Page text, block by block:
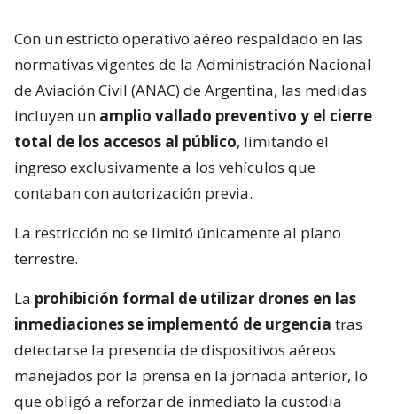
Con un estricto operativo aéreo respaldado en las
normativas vigentes de la Administración Nacional
de Aviación Civil (ANAC) de Argentina, las medidas
incluyen un amplio vallado preventivo y el cierre
total de los accesos al público, limitando el
ingreso exclusivamente a los vehículos que
contaban con autorización previa.
La restricción no se limitó únicamente al plano
terrestre.
La prohibición formal de utilizar drones en las
inmediaciones se implementó de urgencia tras
detectarse la presencia de dispositivos aéreos
manejados por la prensa en la jornada anterior, lo
que obligó a reforzar de inmediato la custodia